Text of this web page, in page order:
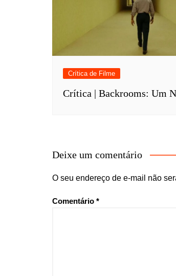
Crítica de Filme
Crítica | Backrooms: Um
Deixe um comentário
O seu endereço de e-mail não
Comentário *